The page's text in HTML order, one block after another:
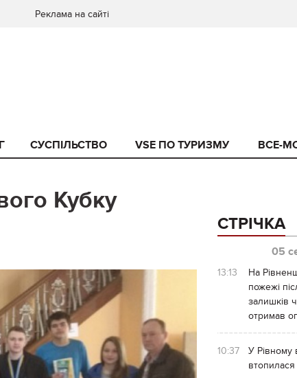
Реклама на сайті
СУСПІЛЬСТВО VSE ПО ТУРИЗМУ ВСЕ-
Кубку
СТРІЧКА
05
13:13
На
пожежі
залишків
отримав
10:37
У Рівному